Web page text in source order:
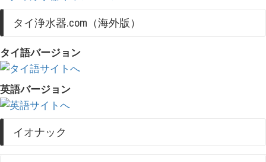
タイ浄水器.com（海外版）
タイ語バージョン
英語バージョン
イオナック